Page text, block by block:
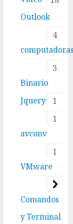
Outlook
4
3
Binario
1
Jquery
1
avconv
1
VMware
2
Comandos
y Terminal